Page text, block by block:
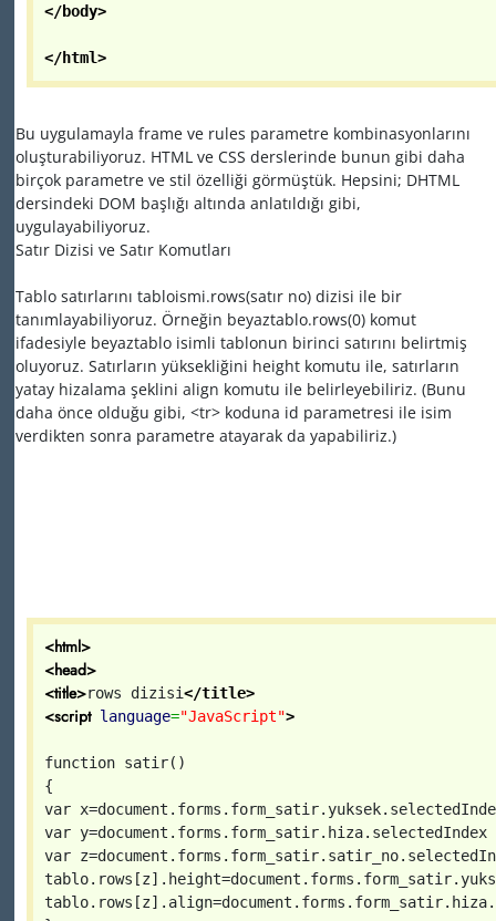
</body>
</html>
Bu uygulamayla frame ve rules parametre kombinasyonlarını
oluşturabiliyoruz. HTML ve CSS derslerinde bunun gibi daha
birçok parametre ve stil özelliği görmüştük. Hepsini; DHTML
dersindeki DOM başlığı altında anlatıldığı gibi,
uygulayabiliyoruz.
Satır Dizisi ve Satır Komutları
Tablo satırlarını tabloismi.rows(satır no) dizisi ile bir
tanımlayabiliyoruz. Örneğin beyaztablo.rows(0) komut
ifadesiyle beyaztablo isimli tablonun birinci satırını belirtmiş
oluyoruz. Satırların yüksekliğini height komutu ile, satırların
yatay hizalama şeklini align komutu ile belirleyebiliriz. (Bunu
daha önce olduğu gibi, <tr> koduna id parametresi ile isim
verdikten sonra parametre atayarak da yapabiliriz.)
<html>
<head>
<title>rows dizisi</title>
<script language="JavaScript">
function satir()
{
var
var y=document.forms.form_satir.hiza.selectedIndex
var